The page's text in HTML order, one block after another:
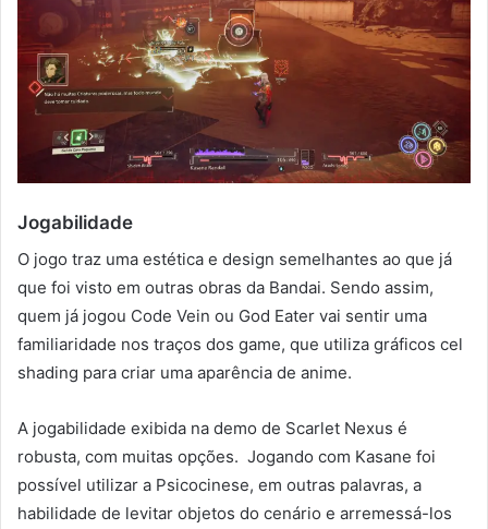
Jogabilidade
O jogo traz uma estética e design semelhantes ao que já
que foi visto em outras obras da Bandai. Sendo assim,
quem já jogou Code Vein ou God Eater vai sentir uma
familiaridade nos traços dos game, que utiliza gráficos cel
shading para criar uma aparência de anime.
A jogabilidade exibida na demo de Scarlet Nexus é
robusta, com muitas opções. Jogando com Kasane foi
possível utilizar a Psicocinese, em outras palavras, a
habilidade de levitar objetos do cenário e arremessá-los